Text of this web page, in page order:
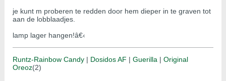
je kunt m proberen te redden door hem dieper in te graven tot
aan de lobblaadjes.
lamp lager hangen!â€‹
Runtz-Rainbow Candy | Dosidos AF | Guerilla | Original
Oreoz(2)